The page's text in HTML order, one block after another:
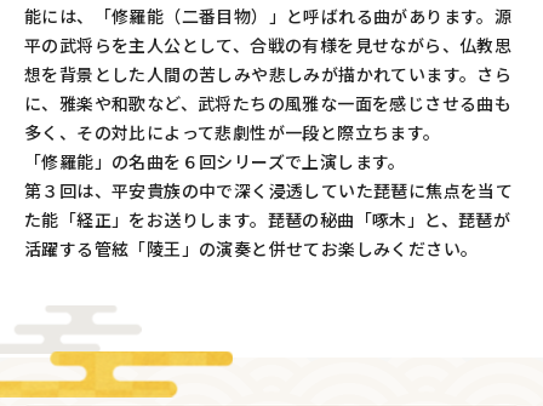
能には、「修羅能（二番目物）」と呼ばれる曲があります。源
平の武将らを主人公として、合戦の有様を見せながら、仏教思
想を背景とした人間の苦しみや悲しみが描かれています。さら
に、雅楽や和歌など、武将たちの風雅な一面を感じさせる曲も
多く、その対比によって悲劇性が一段と際立ちます。
「修羅能」の名曲を６回シリーズで上演します。
第３回は、平安貴族の中で深く浸透していた琵琶に焦点を当て
た能「経正」をお送りします。琵琶の秘曲「啄木」と、琵琶が
活躍する管絃「陵王」の演奏と併せてお楽しみください。